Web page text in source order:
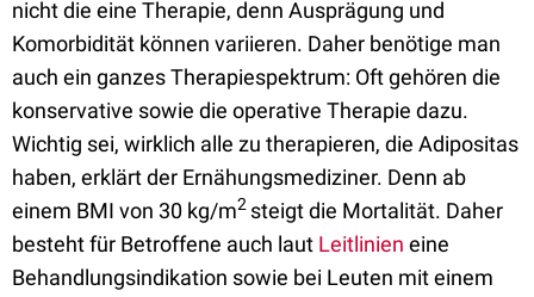
nicht die eine Therapie, denn Ausprägung und
Komorbidität können variieren. Daher benötige man
auch ein ganzes Therapiespektrum: Oft gehören die
konservative sowie die operative Therapie dazu.
Wichtig sei, wirklich alle zu therapieren, die Adipositas
haben, erklärt der Ernähungsmediziner. Denn ab
einem BMI von 30 kg/m2 steigt die Mortalität. Daher
besteht für Betroffene auch laut Leitlinien eine
Behandlungsindikation sowie bei Leuten mit einem